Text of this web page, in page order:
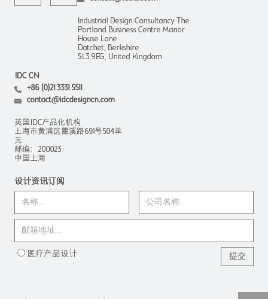
Industrial Design Consultancy The
Portland Business Centre Manor
House Lane
Datchet, Berkshire
SL3 9EG, United Kingdom
IDC CN
+86 (0)21 3331 5511
contact@idcdesigncn.com
英国IDC产品化机构
上海市黄浦区瞿溪路691号504单
元
邮编：200023
中国上海
设计资讯订阅
医疗产品设计